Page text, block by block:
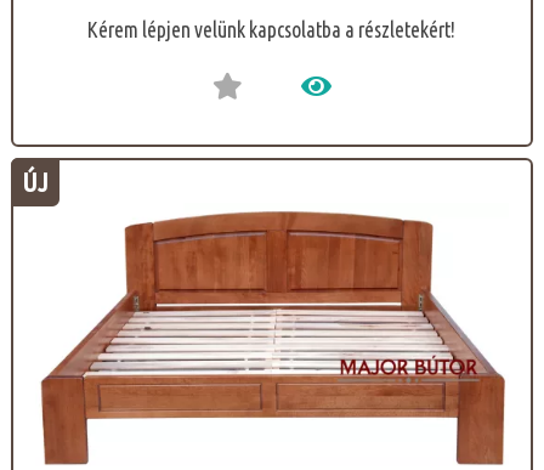
Kérem lépjen velünk kapcsolatba a részletekért!
ÚJ